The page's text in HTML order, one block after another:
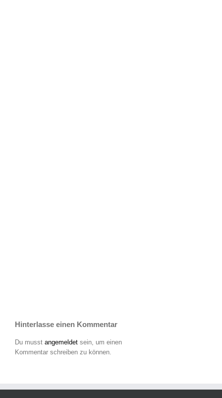
Hinterlasse einen Kommentar
Du musst angemeldet sein, um einen
Kommentar schreiben zu können.